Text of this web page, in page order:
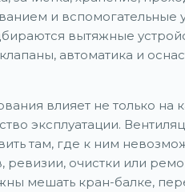
и вспомогательные
вытяжные
автоматика и
влияет не только на
эксплуатации.
там, где к ним
ревизии, очистки или
мешать кран-балке,